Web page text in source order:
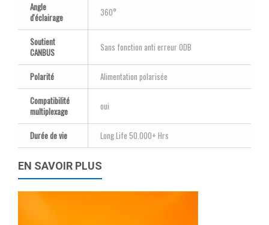
Angle
d'éclairage
360°
Soutient
CANBUS
Sans fonction anti erreur ODB
Polarité
Alimentation polarisée
Compatibilité
multiplexage
oui
Durée de vie Long Life 50.000+ Hrs
EN SAVOIR PLUS